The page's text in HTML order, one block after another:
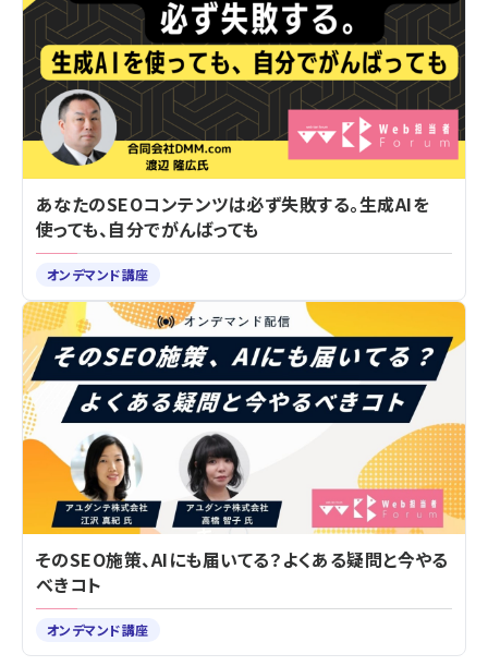
あなたのSEOコンテンツは必ず失敗する。生成AIを
使っても、自分でがんばっても
オンデマンド講座
そのSEO施策、AIにも届いてる？よくある疑問と今やる
べきコト
オンデマンド講座